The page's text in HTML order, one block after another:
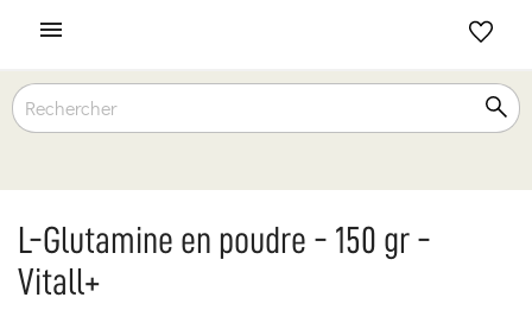

L-Glutamine en poudre - 150 gr -
Vitall+